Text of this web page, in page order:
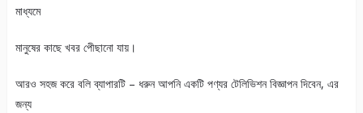
মাধ্যমে
মানুষের কাছে খবর পেীছানো যায়।
আরও সহজ করে বলি ব্যাপারটি – ধরুন আপনি একটি পণ্যর টেলিভিশন বিজ্ঞাপন দিবেন, এর
জন্য